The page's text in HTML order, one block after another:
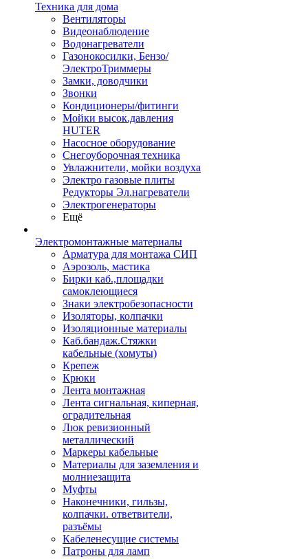
Техника для дома
Вентиляторы
Видеонаблюдение
Водонагреватели
Газонокосилки, Бензо/
ЭлектроТриммеры
Замки, доводчики
Звонки
Кондиционеры/фитинги
Мойки высок.давления
HUTER
Насосное оборудование
Снегоуборочная техника
Увлажнители, мойки воздуха
Электро газовые плиты
Редукторы Эл.нагреватели
Электрогенераторы
Ещё
Электромонтажные материалы
Арматура для монтажа СИП
Аэрозоль, мастика
Бирки каб.,площадки
самоклеющиеся
Знаки электробезопасности
Изоляторы, колпачки
Изоляционные материалы
Каб.бандаж.Стяжки
кабельные (хомуты)
Крепеж
Крюки
Лента монтажная
Лента сигнальная, киперная,
оградительная
Люк ревизионный
металлический
Маркеры кабельные
Материалы для заземления и
молниезащита
Муфты
Наконечники, гильзы,
колпачки. ответвители,
разъёмы
Кабеленесущие системы
Патроны для ламп